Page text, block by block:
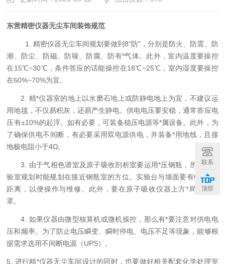
东营精密仪器无尘车间装饰规范
1. 精密仪器无尘车间规划要做到8“防"，分别是防火、防震、防
潮、防尘、防磁、防噪、防腐、防有*气体。此外，室内温度要操控
在15℃~30℃，条件答应的话能操控在18℃~25℃，室内湿度要操控
在60%~70%为宜。
2. 精*仪器室的地上以水磨石地上或防静电地上为宜，不建议运
用地毯，不仅易积灰，还易产生静电。供电电压要安稳，通常答应电
压有±10%的起浮。如有必要，可装备稳压电源等*属设备。此外，为
了确保供电不间断，有必要采用双电源供电，并装备*用地线，且接
地极电阻小于4Ω。
3. 由于气相色谱室及原子吸收剖析室要运用*压钢瓶，所以在实
验室规划时能规划在接近钢瓶室的方位。实验台与墙面要有0.5米的
距离，以便操作与维修。此外，要在原子吸收仪器上方*局部排气
罩。
4. 如果仪器由微型核算机或微机操控，那么有*要注意对供电电
压和频率。为了防止电压瞬变、瞬时停电、电压不足等现象，能够根
据需求选用不间断电源（UPS）。
5. 进行精*仪器无尘车间设计的同时，也要做好相关配套化学处理室
联系
顶部